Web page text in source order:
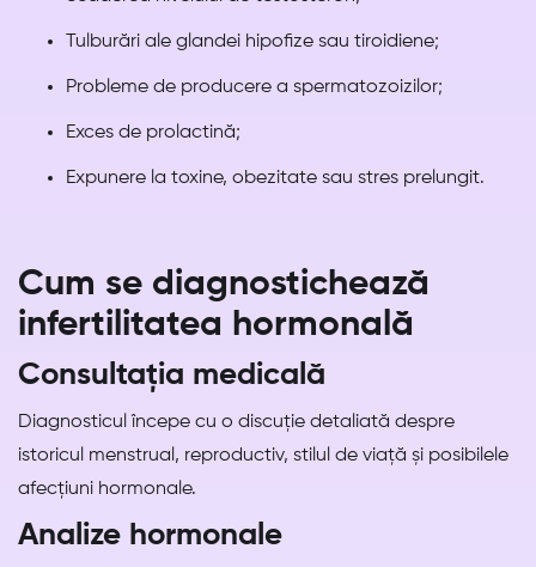
Tulburări ale glandei hipofize sau tiroidiene;
Probleme de producere a spermatozoizilor;
Exces de prolactină;
Expunere la toxine, obezitate sau stres prelungit.
Cum se diagnostichează
infertilitatea hormonală
Consultația medicală
Diagnosticul începe cu o discuție detaliată despre
istoricul menstrual, reproductiv, stilul de viață și posibilele
afecțiuni hormonale.
Analize hormonale